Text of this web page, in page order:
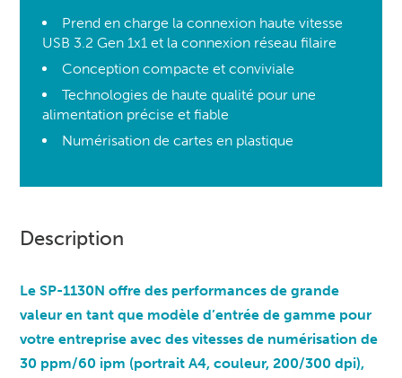
Prend en charge la connexion haute vitesse
USB 3.2 Gen 1x1 et la connexion réseau filaire
Conception compacte et conviviale
Technologies de haute qualité pour une
alimentation précise et fiable
Numérisation de cartes en plastique
Description
Le SP-1130N offre des performances de grande
valeur en tant que modèle d’entrée de gamme pour
votre entreprise avec des vitesses de numérisation de
30 ppm/60 ipm (portrait A4, couleur, 200/300 dpi),